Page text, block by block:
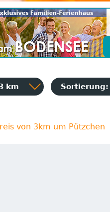
km Sortierung:
von 3km um Pützchen